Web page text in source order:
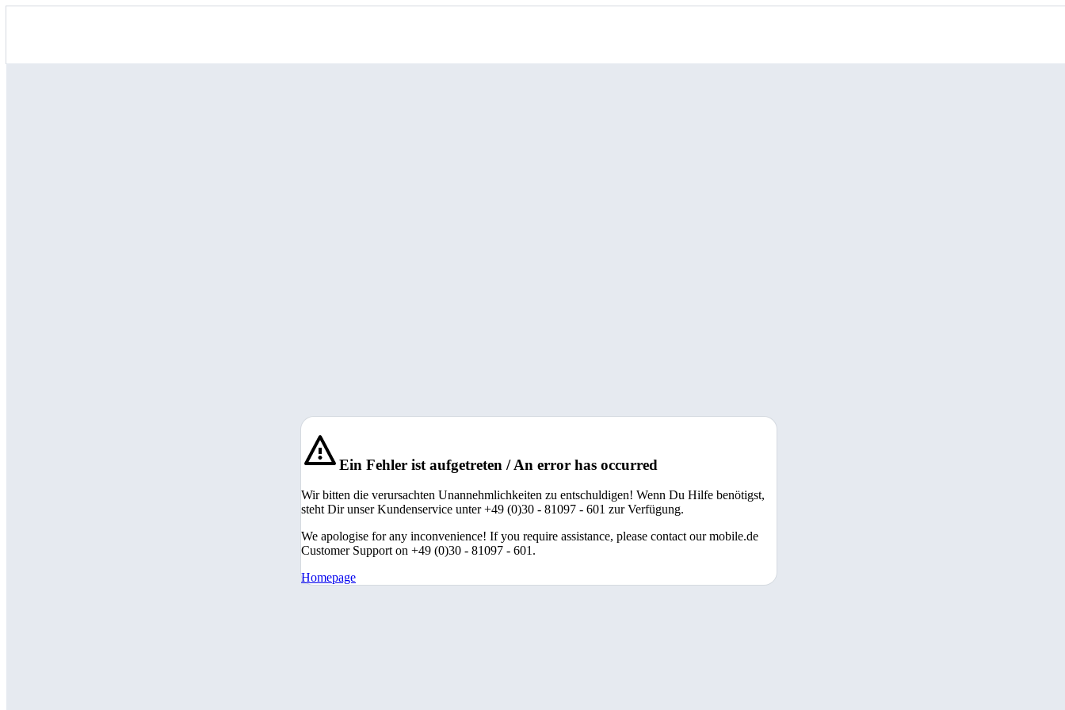
Ein Fehler ist aufgetreten / An error has occurred
Wir bitten die verursachten Unannehmlichkeiten zu entschuldigen! Wenn Du Hilfe benötigst,
steht Dir unser Kundenservice unter +49 (0)30 - 81097 - 601 zur Verfügung.
We apologise for any inconvenience! If you require assistance, please contact our mobile.de
Customer Support on +49 (0)30 - 81097 - 601.
Homepage